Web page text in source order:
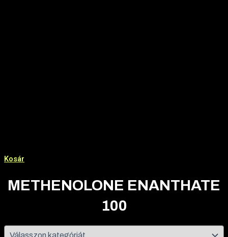
Kosár
METHENOLONE ENANTHATE
100